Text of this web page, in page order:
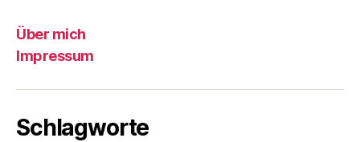
Über mich
Impressum
Schlagworte